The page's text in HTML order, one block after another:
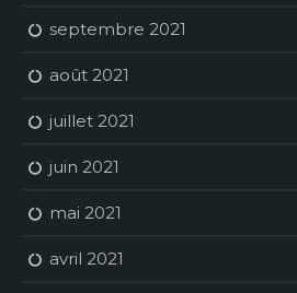
septembre 2021
août 2021
juillet 2021
juin 2021
mai 2021
avril 2021